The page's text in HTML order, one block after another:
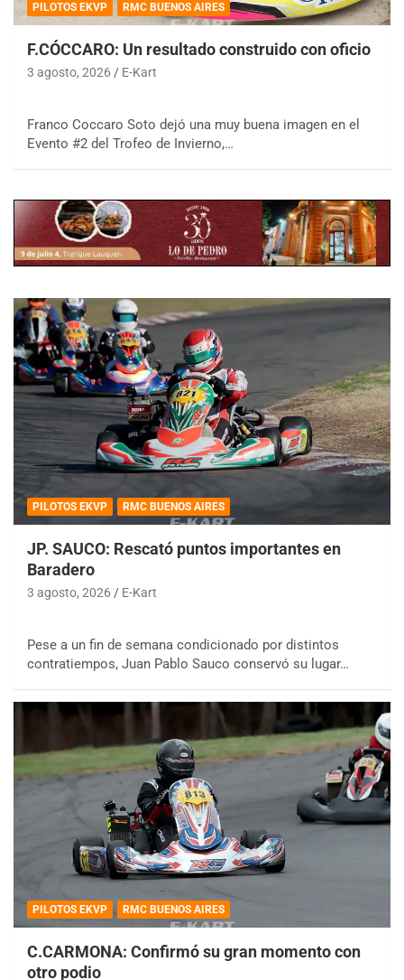
PILOTOS EKVP RMC BUENOS AIRES
F.CÓCCARO: Un resultado construido con oficio
3 agosto, 2026 E-Kart
Franco Coccaro Soto dejó una muy buena imagen en el
Evento #2 del Trofeo de Invierno,…
PILOTOS EKVP RMC BUENOS AIRES
JP. SAUCO: Rescató puntos importantes en
Baradero
3 agosto, 2026 E-Kart
Pese a un fin de semana condicionado por distintos
contratiempos, Juan Pablo Sauco conservó su lugar…
PILOTOS EKVP RMC BUENOS AIRES
C.CARMONA: Confirmó su gran momento con
otro podio